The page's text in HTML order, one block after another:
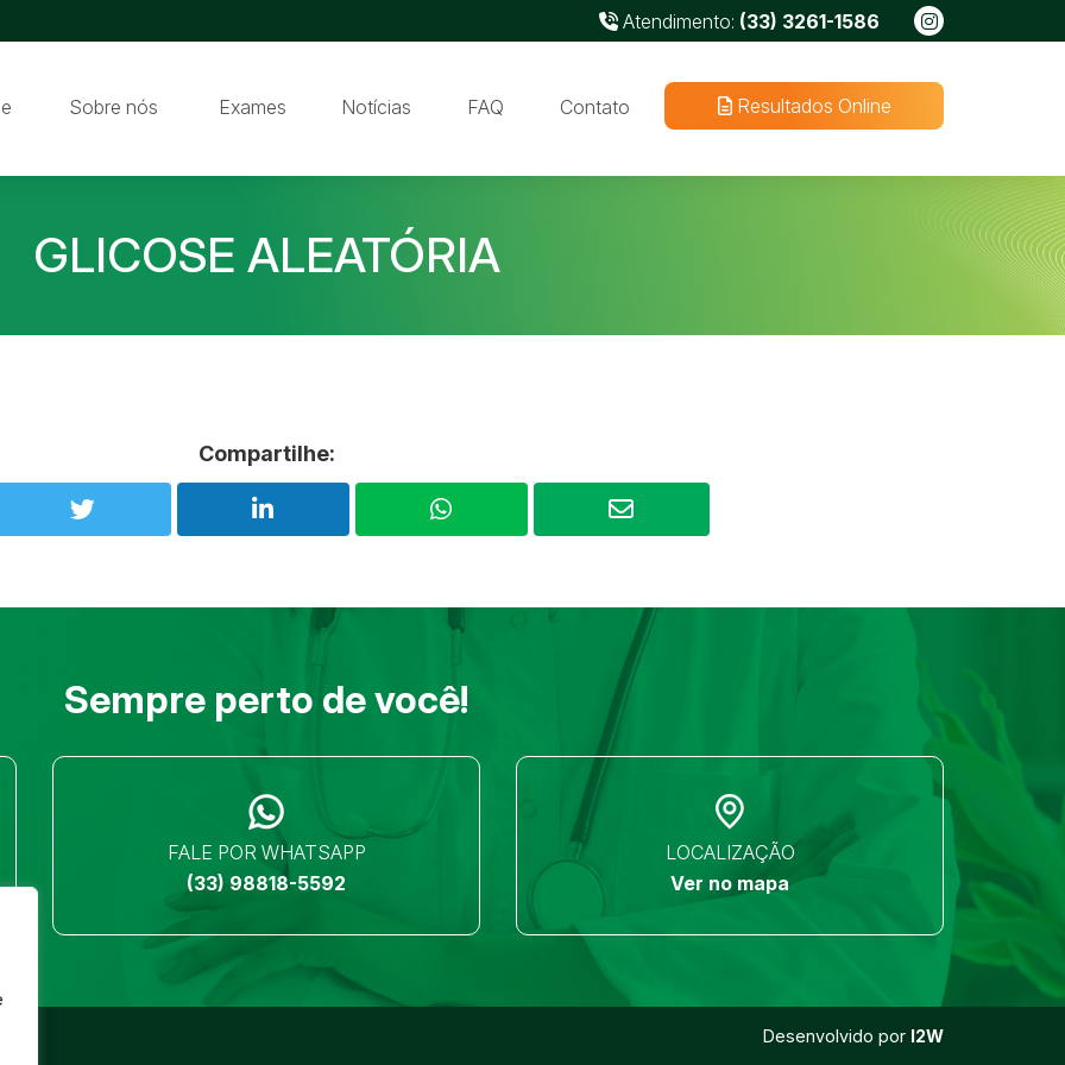
Atendimento: (33) 3261-1586
Sobre nós Exames Notícias FAQ Contato Resultados Online
GLICOSE ALEATÓRIA
Compartilhe:
Sempre perto de você!
FALE POR WHATSAPP
(33) 98818-5592
LOCALIZAÇÃO
Ver no mapa
Desenvolvido por I2W